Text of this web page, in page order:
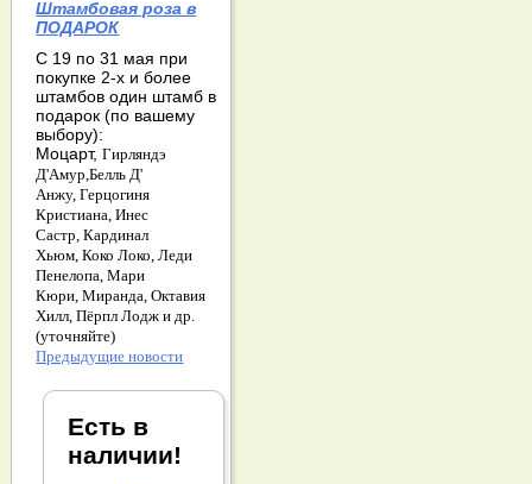
Штамбовая роза в
ПОДАРОК
С 19 по 31 мая при
покупке 2-х и более
штамбов один штамб в
подарок (по вашему
выбору):
Моцарт,Гирляндэ
Д'Амур,Белль Д'
Анжу,Герцогиня
Кристиана,Инес
Састр,Кардинал
Хьюм,Коко Локо,Леди
Пенелопа,Мари
Кюри,Миранда,Октавия
Хилл,Пёрпл Лодж и др.
(уточняйте)
Предыдущие новости
Есть в
наличии!